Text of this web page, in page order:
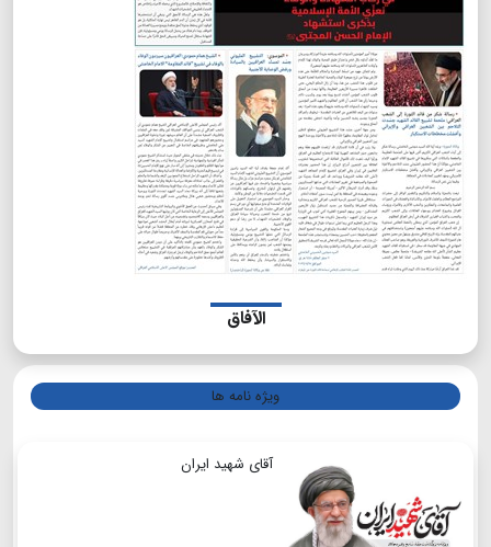
الآفاق
ویژه نامه ها
آقای شهید ایران